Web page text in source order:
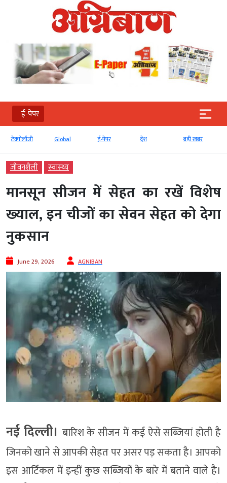
ई-पेपर
टेक्‍नोलॉजी Global ई-पेपर देश बड़ी खबर
जीवनशैली स्‍वास्‍थ्‍य
मानसून सीजन में सेहत का रखें विशेष
ख्‍याल, इन चीजों का सेवन सेहत को देगा
नुकसान
June 29, 2026 AGNIBAN
नई दिल्ली। बारिश के सीजन में कई ऐसे सब्जियां होती है
जिनको खाने से आपकी सेहत पर असर पड़ सकता है। आपको
इस आर्टिकल में इन्हीं कुछ सब्जियों के बारे में बताने वाले है।